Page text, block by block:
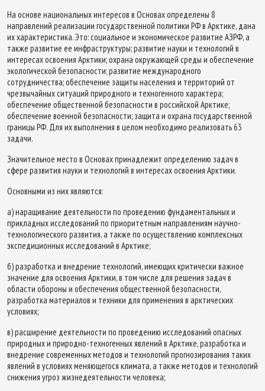
На основе национальных интересов в Основах определены 8
направлений реализации государственной политики РФ в Арктике, дана
их характеристика. Это: социальное и экономическое развитие АЗРФ, а
также развитие ее инфраструктуры; развитие науки и технологий в
интересах освоения Арктики; охрана окружающей среды и обеспечение
экологической безопасности; развитие международного
сотрудничества; обеспечение защиты населения и территорий от
чрезвычайных ситуаций природного и техногенного характера;
обеспечение общественной безопасности в российской Арктике;
обеспечение военной безопасности; защита и охрана государственной
границы РФ. Для их выполнения в целом необходимо реализовать 63
задачи.
Значительное место в Основах принадлежит определению задач в
сфере развития науки и технологий в интересах освоения Арктики.
Основными из них являются:
а) наращивание деятельности по проведению фундаментальных и
прикладных исследований по приоритетным направлениям научно-
технологического развития, а также по осуществлению комплексных
экспедиционных исследований в Арктике;
б) разработка и внедрение технологий, имеющих критически важное
значение для освоения Арктики, в том числе для решения задач в
области обороны и обеспечения общественной безопасности,
разработка материалов и техники для применения в арктических
условиях;
в) расширение деятельности по проведению исследований опасных
природных и природно-техногенных явлений в Арктике, разработка и
внедрение современных методов и технологий прогнозирования таких
явлений в условиях меняющегося климата, а также методов и технологий
снижения угроз жизнедеятельности человека;